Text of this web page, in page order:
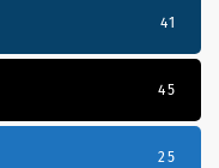
41
45
25